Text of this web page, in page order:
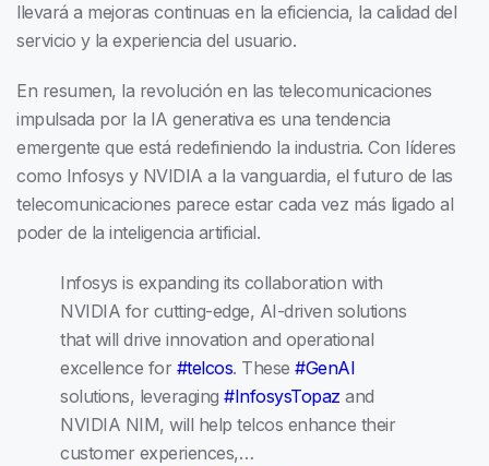
llevará a mejoras continuas en la eficiencia, la calidad del
servicio y la experiencia del usuario.
En resumen, la revolución en las telecomunicaciones
impulsada por la IA generativa es una tendencia
emergente que está redefiniendo la industria. Con líderes
como Infosys y NVIDIA a la vanguardia, el futuro de las
telecomunicaciones parece estar cada vez más ligado al
poder de la inteligencia artificial.
Infosys is expanding its collaboration with
NVIDIA for cutting-edge, AI-driven solutions
that will drive innovation and operational
excellence for #telcos. These #GenAI
solutions, leveraging #InfosysTopaz and
NVIDIA NIM, will help telcos enhance their
customer experiences,…